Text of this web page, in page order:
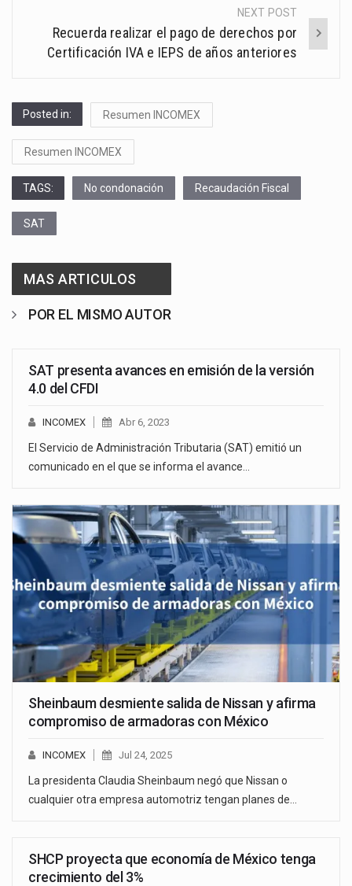
NEXT POST
Recuerda realizar el pago de derechos por
Certificación IVA e IEPS de años anteriores
Posted in: Resumen INCOMEX
Resumen INCOMEX
TAGS: No condonación Recaudación Fiscal
SAT
MAS ARTICULOS
POR EL MISMO AUTOR
SAT presenta avances en emisión de la versión
4.0 del CFDI
INCOMEX Abr 6, 2023
El Servicio de Administración Tributaria (SAT) emitió un
comunicado en el que se informa el avance…
Sheinbaum desmiente salida de Nissan y afirma
compromiso de armadoras con México
INCOMEX Jul 24, 2025
La presidenta Claudia Sheinbaum negó que Nissan o
cualquier otra empresa automotriz tengan planes de…
SHCP proyecta que economía de México tenga
crecimiento del 3%